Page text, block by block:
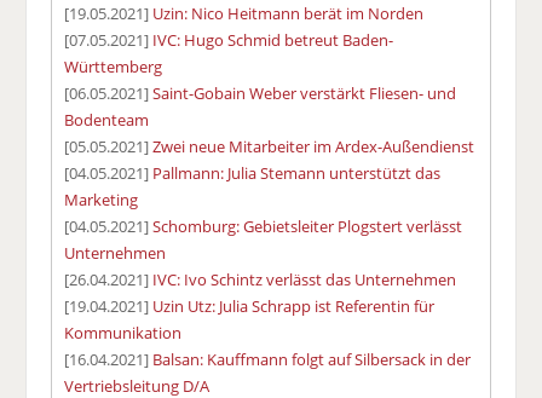
[19.05.2021] Uzin: Nico Heitmann berät im Norden
[07.05.2021] IVC: Hugo Schmid betreut Baden-
Württemberg
[06.05.2021]Saint-Gobain Weber verstärkt Fliesen- und
Bodenteam
[05.05.2021]Zwei neue Mitarbeiter im Ardex-Außendienst
[04.05.2021] Pallmann: Julia Stemann unterstützt das
Marketing
[04.05.2021]Schomburg: Gebietsleiter Plogstert verlässt
Unternehmen
[26.04.2021] IVC: Ivo Schintz verlässt das Unternehmen
[19.04.2021] Uzin Utz: Julia Schrapp ist Referentin für
Kommunikation
[16.04.2021] Balsan: Kauffmann folgt auf Silbersack in der
Vertriebsleitung D/A